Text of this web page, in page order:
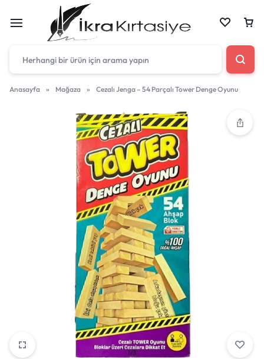
Çantan boş
Harika fırsatları kaçırmayın! Alışverişe başlayın
veya eklenen ürünleri görüntülemek için oturum
açın.
Mağazadaki Yenilikler
Giriş Yap
Anasayfa » Mağaza » Cezalı Jenga – 54 Parçalı Tower Denge Oyunu
1/3